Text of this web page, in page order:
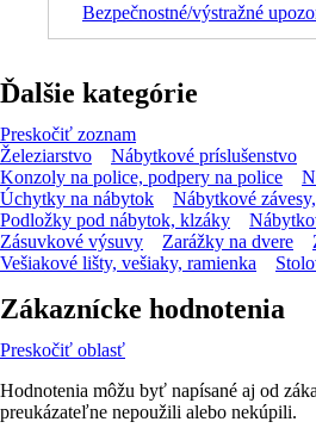
Bezpečnostné/výstražné
Ďalšie kategórie
Preskočiť zoznam
Železiarstvo
Nábytkové príslušenstvo
Konzoly na police, podpery na police
Úchytky na nábytok
Nábytkové
Podložky pod nábytok, klzáky
Zásuvkové výsuvy
Zarážky na dvere
Vešiakové lišty, vešiaky, ramienka
Zákaznícke hodnotenia
Preskočiť oblasť
Hodnotenia môžu byť napísané aj od
preukázateľne nepoužili alebo nekúpili.